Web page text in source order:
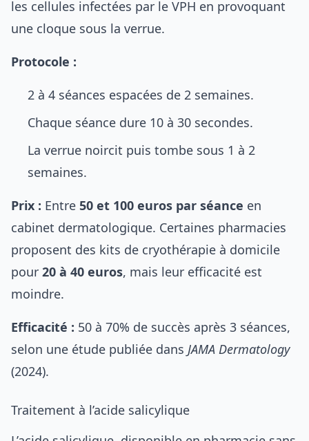
les cellules infectées par le VPH en provoquant
une cloque sous la verrue.
Protocole :
2 à 4 séances espacées de 2 semaines.
Chaque séance dure 10 à 30 secondes.
La verrue noircit puis tombe sous 1 à 2
semaines.
Prix : Entre 50 et 100 euros par séance en
cabinet dermatologique. Certaines pharmacies
proposent des kits de cryothérapie à domicile
pour 20 à 40 euros, mais leur efficacité est
moindre.
Efficacité : 50 à 70% de succès après 3 séances,
selon une étude publiée dans JAMA Dermatology
(2024).
Traitement à l’acide salicylique